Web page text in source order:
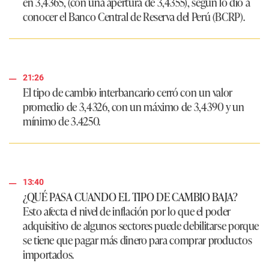
n
conocer el Banco Central de Reserva del Perú (BCRP).
21:26
El tipo de cambio interbancario cerró con un valor
promedio de3,4326, con un máximo de3,4390y un
mínimo de3.4250.
13:40
¿QUÉ PASA CUANDO EL TIPO DE CAMBIO BAJA?
Esto afecta el nivel de inflación por lo que el poder
adquisitivo de algunos sectores puede debilitarse porque
se tiene que pagar más dinero para comprar productos
importados.